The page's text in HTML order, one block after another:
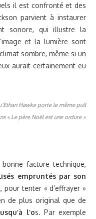
il est confronté et des
parvient à instaurer
sonore, qui illustre la
et la lumière sont
sombre, même si un
aurait certainement eu
Hawke porte le même pull
« Le père Noël est une ordure »
facture technique,
empruntés par son
pour tenter « d’effrayer »
de plus original que de
l’os. Par exemple